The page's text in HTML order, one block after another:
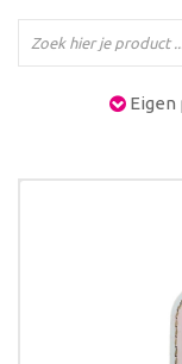
Eigen